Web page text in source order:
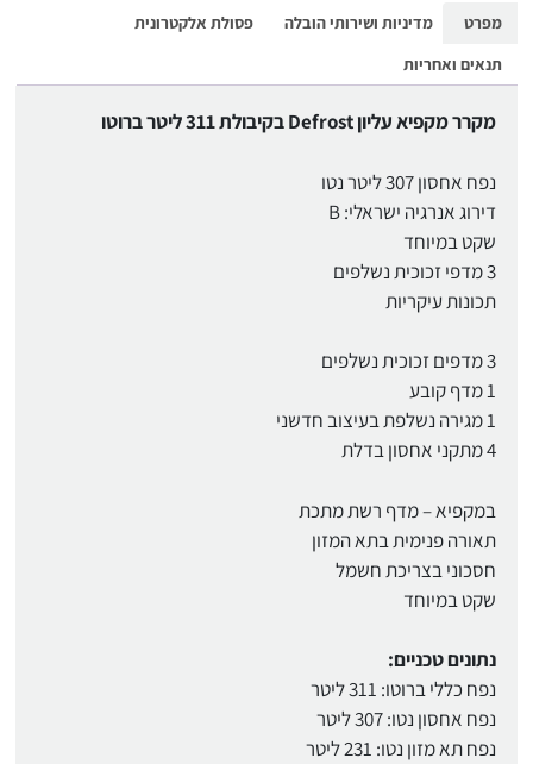
מפרט מדיניות ושירותי הובלה
פסולת אלקטרונית
תנאים ואחריות
מקרר מקפיא עליון Defrost בקיבולת 311 ליטר ברוטו
נפח אחסון 307 ליטר נטו
דירוג אנרגיה ישראלי: B
שקט במיוחד
3 מדפי זכוכית נשלפים
תכונות עיקריות
3 מדפים זכוכית נשלפים
1 מדף קובע
1 מגירה נשלפת בעיצוב חדשני
4 מתקני אחסון בדלת
במקפיא – מדף רשת מתכת
תאורה פנימית בתא המזון
חסכוני בצריכת חשמל
שקט במיוחד
נתונים טכניים:
נפח כללי ברוטו: 311 ליטר
נפח אחסון נטו: 307 ליטר
נפח תא מזון נטו: 231 ליטר